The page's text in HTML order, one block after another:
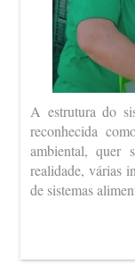
A estrutura do
reconhecida
ambiental, quer
realidade, várias
de sistemas